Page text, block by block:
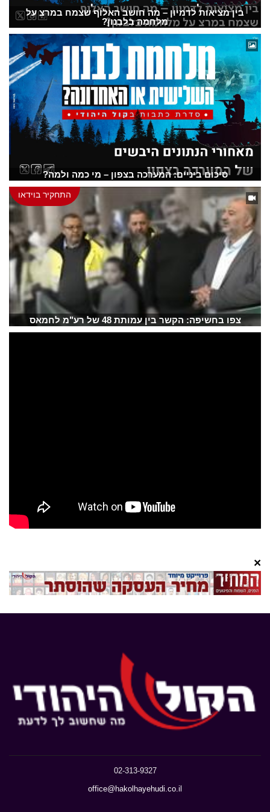
בין מציאות לדמיון – מה חושב האלוף שצמח במרצ על
מלחמה בלבנון?
סיכום ביניים: המערכה בצפון – מי כמה ולמה?
התחקיר בוידאו
צפו בחשיפה: הקשר בין עמותת 48 של רע"מ לחמאס
×
02-313-9327
office@hakolhayehudi.co.il